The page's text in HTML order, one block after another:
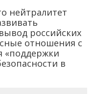
нейтралитет
российских
отношения с
«поддержки
в